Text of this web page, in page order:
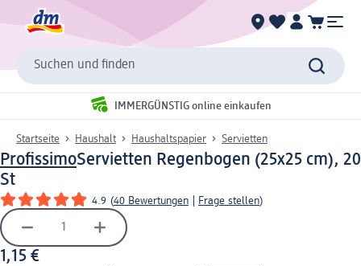
Suchen und finden
IMMERGÜNSTIG online einkaufen
Startseite Haushalt Haushaltspapier Servietten
ProfissimoServietten Regenbogen (25x25 cm), 20
St
4.9 (40 Bewertungen Frage stellen)
1,15 €